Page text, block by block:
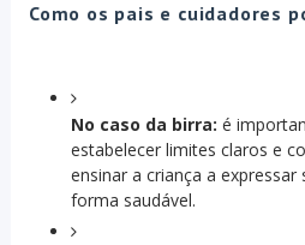
Como os pais e cuidadores
No caso da birra: é
estabelecer limites claros e
ensinar a criança a expressar
forma saudável.